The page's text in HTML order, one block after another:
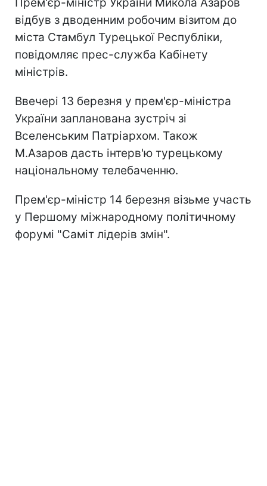
відбув з дводенним робочим візитом до
міста Стамбул Турецької Республіки,
повідомляє прес-служба Кабінету
міністрів.
Ввечері 13 березня у прем'єр-міністра
України запланована зустріч зі
Вселенським Патріархом. Також
М.Азаров дасть інтерв'ю турецькому
національному телебаченню.
Прем'єр-міністр 14 березня візьме участь
у Першому міжнародному політичному
форумі "Саміт лідерів змін".